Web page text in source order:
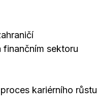
sektoru
kariérního růstu